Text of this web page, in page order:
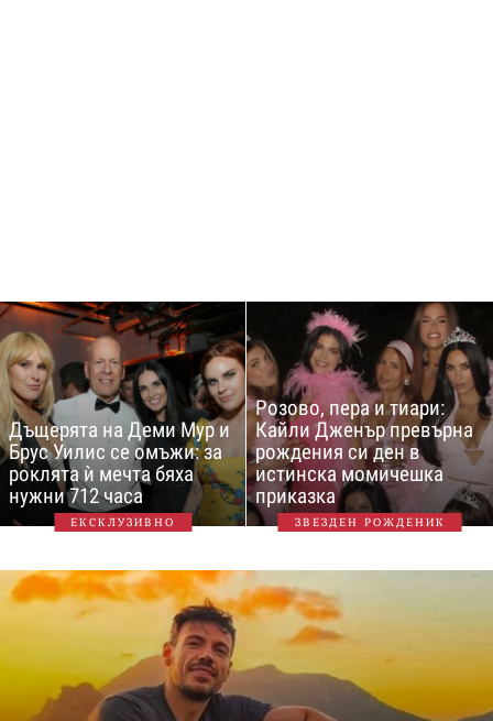
Дъщерята на Деми Мур и
Брус Уилис се омъжи: за
роклята ѝ мечта бяха
нужни 712 часа
ЕКСКЛУЗИВНО
Розово, пера и тиари:
Кайли Дженър превърна
рождения си ден в
истинска момичешка
приказка
ЗВЕЗДЕН РОЖДЕНИК